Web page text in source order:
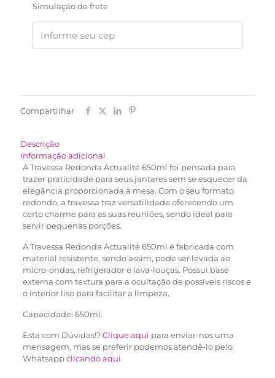
Simulação de frete
Compartilhar
Descrição
Informação adicional
A Travessa Redonda Actualité 650ml foi pensada para
trazer praticidade para seus jantares sem se esquecer da
elegância proporcionada à mesa. Com o seu formato
redondo, a travessa traz versatilidade oferecendo um
certo charme para as suas reuniões, sendo ideal para
servir pequenas porções.
A Travessa Redonda Actualité 650ml é fabricada com
material resistente, sendo assim, pode ser levada ao
micro-ondas, refrigerador e lava-louças. Possui base
externa com textura para a ocultação de possíveis riscos e
o interior liso para facilitar a limpeza.
Capacidade: 650ml.
Esta com Dúvidas!?Clique aqui para enviar-nos uma
mensagem, mas se preferir podemos atendê-lo pelo
Whatsappclicando aqui.